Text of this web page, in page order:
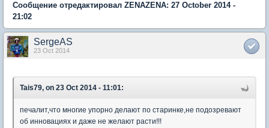
Сообщение отредактировал ZENAZENA: 27 October 2014 -
21:02
SergeAS
23 Oct 2014
Tais79, on 23 Oct 2014 - 11:01:
печалит,что многие упорно делают по старинке,не подозревают
об инновациях и даже не желают расти!!!